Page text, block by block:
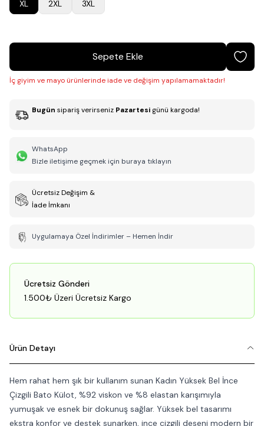
XL 2XL 3XL
Sepete Ekle
İç giyim ve mayo ürünlerinde iade ve değişim yapılamamaktadır!
Bugün sipariş verirseniz Pazartesi günü kargoda!
WhatsApp
Bizle iletişime geçmek için buraya tıklayın
Ücretsiz Değişim &
İade İmkanı
Uygulamaya Özel İndirimler – Hemen İndir
Ücretsiz Gönderi
1.500₺ Üzeri Ücretsiz Kargo
Ürün Detayı
Hem rahat hem şık bir kullanım sunan Kadın Yüksek Bel İnce
Çizgili Bato Külot, %92 viskon ve %8 elastan karışımıyla
yumuşak ve esnek bir dokunuş sağlar. Yüksek bel tasarımı
ekstra konfor ve destek sunarken, ince çizgili deseni modern bir